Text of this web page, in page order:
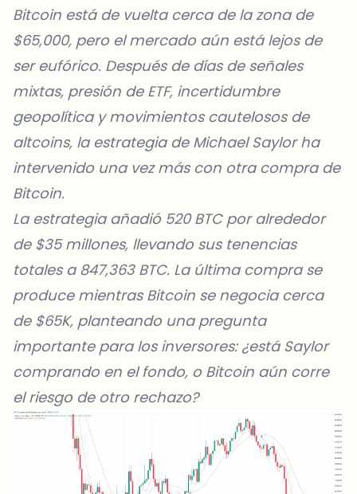
Bitcoin está de vuelta cerca de la zona de
$65,000, pero el mercado aún está lejos de
ser eufórico. Después de días de señales
mixtas, presión de ETF, incertidumbre
geopolítica y movimientos cautelosos de
altcoins, la estrategia de Michael Saylor ha
intervenido una vez más con otra compra de
Bitcoin.
La estrategia añadió 520 BTC por alrededor
de $35 millones, llevando sus tenencias
totales a 847,363 BTC. La última compra se
produce mientras Bitcoin se negocia cerca
de $65K, planteando una pregunta
importante para los inversores: ¿está Saylor
comprando en el fondo, o Bitcoin aún corre
el riesgo de otro rechazo?